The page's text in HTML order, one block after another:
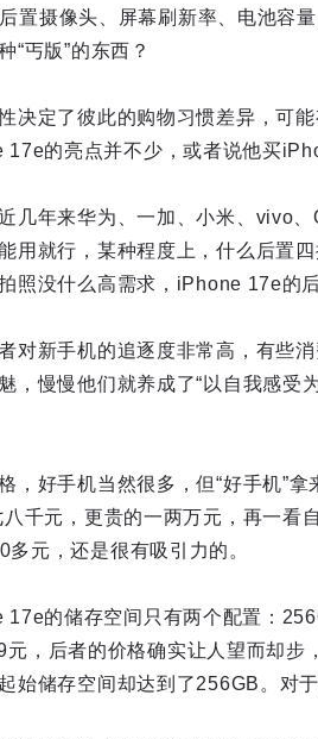
置摄像头、屏幕刷新率、电池容
“丐版”的东西？
决定了彼此的购物习惯差异，可
的亮点并不少，或者说他买
几年来华为、一加、小米、vivo
用就行，某种程度上，什么后置
照没什么高需求，iPhone 17e的
对新手机的追逐度非常高，有些
，慢慢他们就养成了“以自我感受
，好手机当然很多，但“好手机”
千元，更贵的一两万元，再一看
元，还是很有吸引力的。
17e的储存空间只有两个配置：
，后者的价格确实让人望而却
始储存空间却达到了256GB。对